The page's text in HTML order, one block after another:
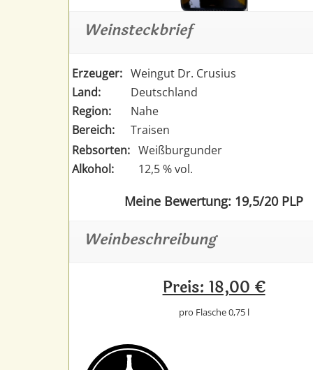
Weinsteckbrief
Erzeuger: Weingut Dr. Crusius
Land:
Deutschland
Region:
Nahe
Bereich:
Traisen
Rebsorten: Weißburgunder
Alkohol:
12,5 % vol.
Meine Bewertung: 19,5/20 PLP
Weinbeschreibung
Preis: 18,00 €
pro Flasche 0,75 l